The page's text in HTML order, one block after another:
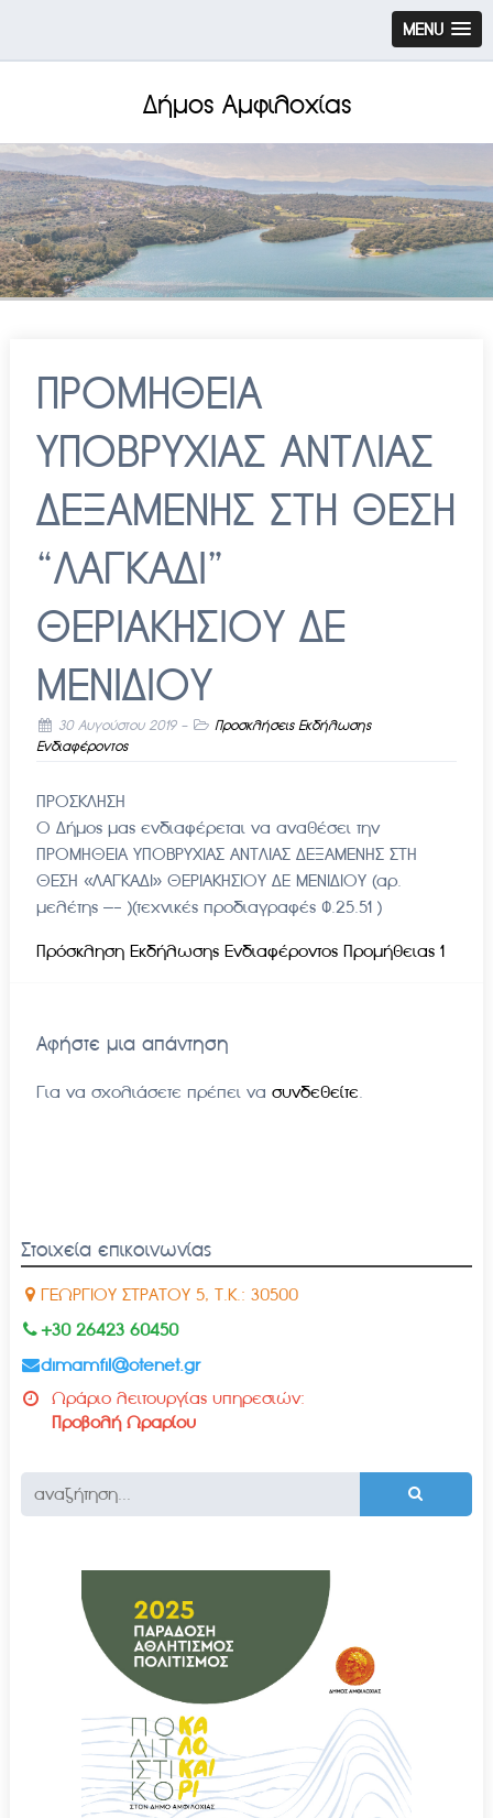
MENU
Δήμος Αμφιλοχίας
ΠΡΟΜΗΘΕΙΑ
ΥΠΟΒΡΥΧΙΑΣ ΑΝΤΛΙΑΣ
ΔΕΞΑΜΕΝΗΣ ΣΤΗ ΘΕΣΗ
“ΛΑΓΚΑΔΙ”
ΘΕΡΙΑΚΗΣΙΟΥ ΔΕ
ΜΕΝΙΔΙΟΥ
30 Αυγούστου 2019-
Προσκλήσεις Εκδήλωσης
Ενδιαφέροντος
ΠΡΟΣΚΛΗΣΗ
Ο Δήμος μας ενδιαφέρεται να αναθέσει την
ΠΡΟΜΗΘΕΙΑ ΥΠΟΒΡΥΧΙΑΣ ΑΝΤΛΙΑΣ ΔΕΞΑΜΕΝΗΣ ΣΤΗ
ΘΕΣΗ «ΛΑΓΚΑΔΙ» ΘΕΡΙΑΚΗΣΙΟΥ ΔΕ ΜΕΝΙΔΙΟΥ (αρ.
μελέτης —- )(τεχνικές προδιαγραφές Φ.25.51 )
Πρόσκληση Εκδήλωσης Ενδιαφέροντος Προμήθειας 1
Αφήστε μια απάντηση
Για να σχολιάσετε πρέπει να συνδεθείτε.
Στοιχεία επικοινωνίας
ΓΕΩΡΓΙΟΥ ΣΤΡΑΤΟΥ 5, Τ.Κ.: 30500
+30 26423 60450
dimamfil@otenet.gr
Ωράριο λειτουργίας υπηρεσιών:
Προβολή Ωραρίου